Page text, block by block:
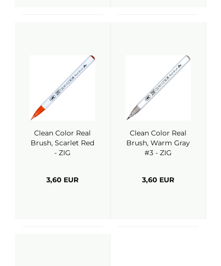
Clean Color Real
Brush, Scarlet Red
- ZIG
3,60 EUR
Clean Color Real
Brush, Warm Gray
#3 - ZIG
3,60 EUR